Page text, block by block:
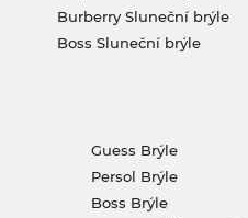
Burberry Sluneční brýle
Boss Sluneční brýle
Guess Brýle
Persol Brýle
Boss Brýle